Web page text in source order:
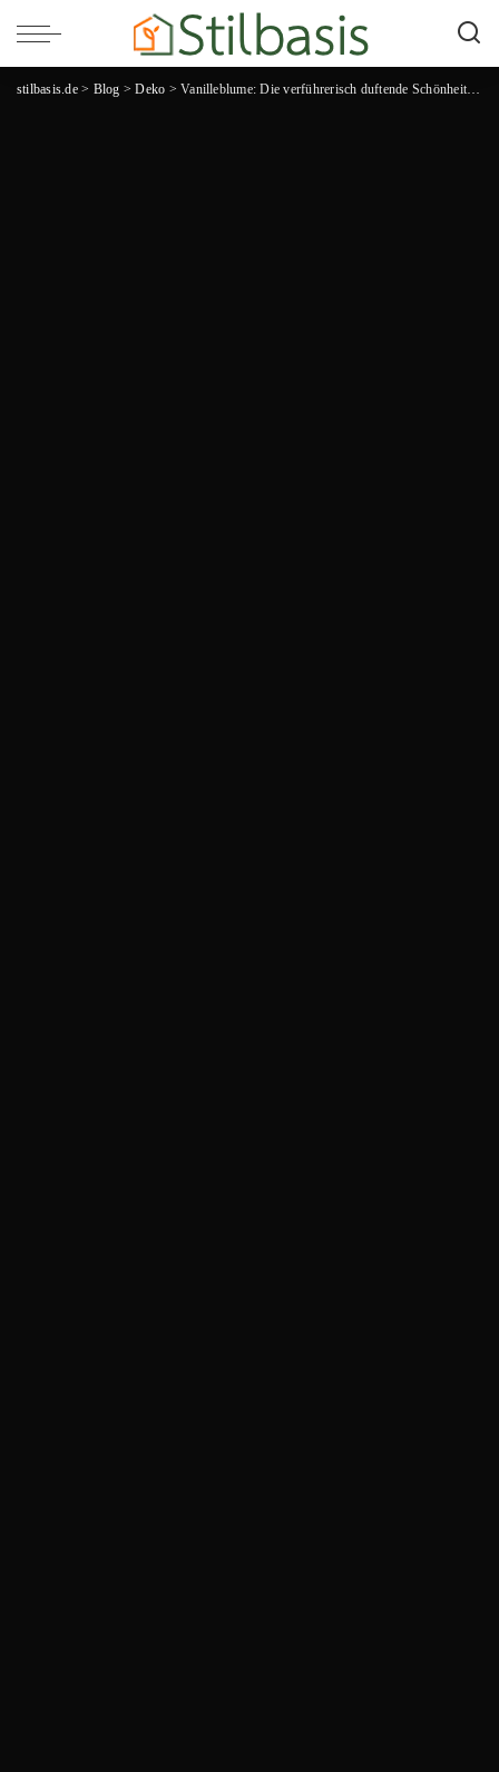
stilbasis.de> Blog >Deko >Vanilleblume: Die verführerisch duftende Schönheit für dein Zuhause